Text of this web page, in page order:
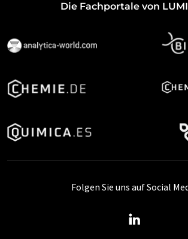
Die Fachportale von
Folgen Sie uns auf Social